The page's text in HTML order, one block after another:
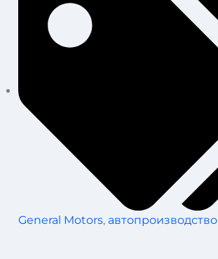
General Motors, автопроизводство